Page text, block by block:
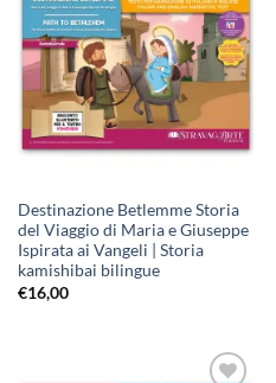
Aggiungi
alla lista
dei
desideri
Destinazione Betlemme Storia
del Viaggio di Maria e Giuseppe
Ispirata ai Vangeli | Storia
kamishibai bilingue
€16,00